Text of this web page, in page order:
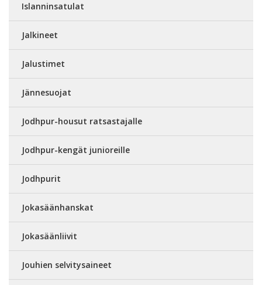
Islanninsatulat
Jalkineet
Jalustimet
Jännesuojat
Jodhpur-housut ratsastajalle
Jodhpur-kengät junioreille
Jodhpurit
Jokasäänhanskat
Jokasäänliivit
Jouhien selvitysaineet